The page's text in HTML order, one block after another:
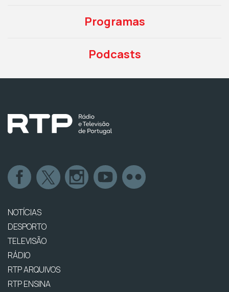
Programas
Podcasts
NOTÍCIAS
DESPORTO
TELEVISÃO
RÁDIO
RTP ARQUIVOS
RTP ENSINA